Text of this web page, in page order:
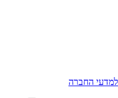
החברה